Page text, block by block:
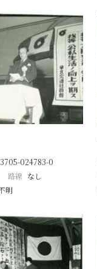
3705-024783-0
路線 なし
明